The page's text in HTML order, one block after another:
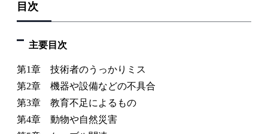
目次
主要目次
第1章 技術者のうっかりミス
第2章 機器や設備などの不具合
第3章 教育不足によるもの
第4章 動物や自然災害